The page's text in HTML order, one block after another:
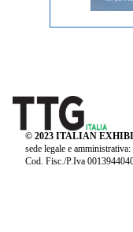
© 2023 ITALIAN
sede legale e
Cod. Fisc./P.Iva